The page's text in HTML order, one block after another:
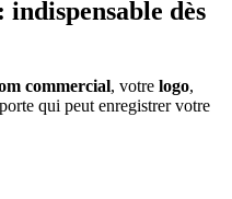
dès
commercial, votre logo,
qui peut enregistrer votre